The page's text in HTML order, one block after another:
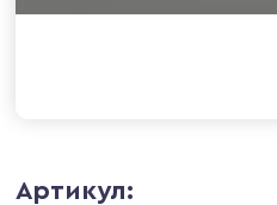
Артикул: